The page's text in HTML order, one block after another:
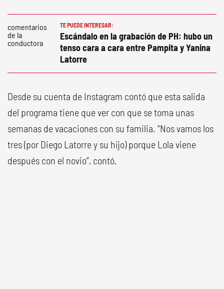
TE PUEDE INTERESAR:
Escándalo en la grabación de PH: hubo un
tenso cara a cara entre Pampita y Yanina
Latorre
Desde su cuenta de Instagram contó que esta salida
del programa tiene que ver con que se toma unas
semanas de vacaciones con su familia. “Nos vamos los
tres (por Diego Latorre y su hijo) porque Lola viene
después con el novio”, contó.